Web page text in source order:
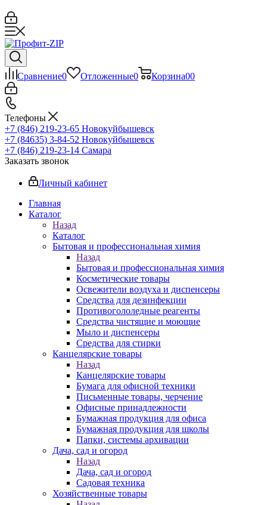
Сравнение0 Отложенные0 Корзина00
Телефоны
+7 (846) 219-23-65 Новокуйбышевск
+7 (84635) 3-84-52 Новокуйбышевск
+7 (846) 219-23-14 Самара
Заказать звонок
Личный кабинет
Главная
Каталог
Назад
Каталог
Бытовая и профессиональная химия
Назад
Бытовая и профессиональная химия
Косметические товары
Освежители воздуха и диспенсеры
Средства для дезинфекции
Противогололедные реагенты
Средства чистящие и моющие
Мыло и диспенсеры
Средства для стирки
Канцелярские товары
Назад
Канцелярские товары
Бумага для офисной техники
Письменные товары, черчение
Офисные принадлежности
Бумажная продукция для офиса
Бумажная продукция для школы
Папки, системы архивации
Дача, сад и огород
Назад
Дача, сад и огород
Садовая техника
Хозяйственные товары